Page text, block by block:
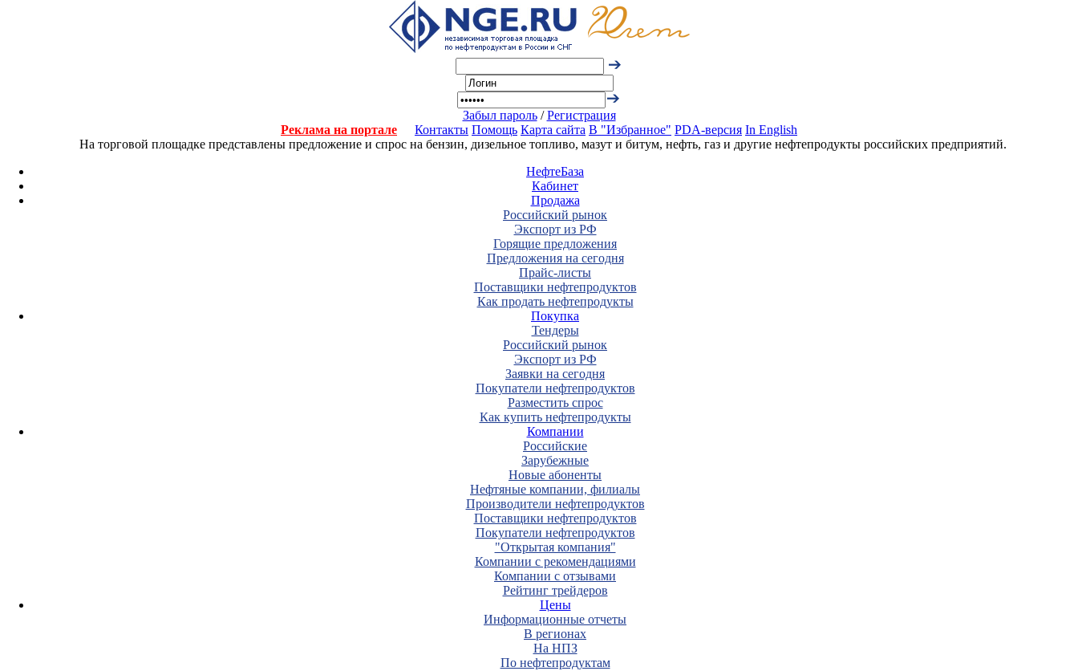
Забыл пароль/Регистрация
Реклама на портале
Контакты Помощь Карта сайта В "Избранное" PDA-версия In English
На торговой площадке представлены предложение и спрос на бензин, дизельное топливо, мазут и битум, нефть, газ и другие нефтепродукты российских предприятий.
НефтеБаза
Кабинет
Продажа
Российский рынок
Экспорт из РФ
Горящие предложения
Предложения на сегодня
Прайс-листы
Поставщики нефтепродуктов
Как продать нефтепродукты
Покупка
Тендеры
Российский рынок
Экспорт из РФ
Заявки на сегодня
Покупатели нефтепродуктов
Разместить спрос
Как купить нефтепродукты
Компании
Российские
Зарубежные
Новые абоненты
Нефтяные компании, филиалы
Производители нефтепродуктов
Поставщики нефтепродуктов
Покупатели нефтепродуктов
"Открытая компания"
Компании с рекомендациями
Компании с отзывами
Рейтинг трейдеров
Цены
Информационные отчеты
В регионах
На НПЗ
По нефтепродуктам